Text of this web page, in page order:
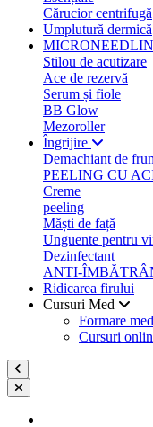
Cărucior centrifugă
Umplutură dermică
Stilou de acutizare
Ace de rezervă
Serum și fiole
BB Glow
Mezoroller
Îngrijire
Demachiant de
PEELING CU
Creme
peeling
Măști de față
Unguente pentru
Dezinfectant
ANTI-
Ridicarea firului
Cursuri Med
Formare
Cursuri